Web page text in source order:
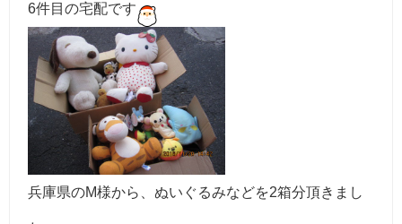
6件目の宅配です
兵庫県のM様から、ぬいぐるみなどを2箱分頂きまし